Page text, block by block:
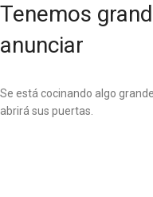
Tenemos
anunciar
Se está cocinando algo
abrirá sus puertas.